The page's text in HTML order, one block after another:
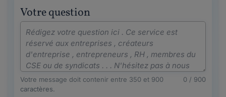
Votre question
Votre message doit contenir entre 350 et 900
caractères.
0 / 900